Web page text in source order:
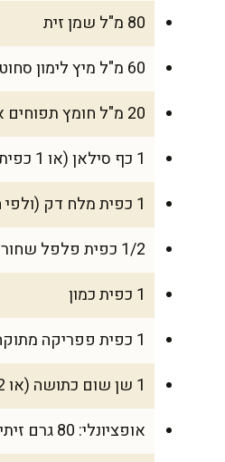
80 מ"ל שמן זית
60 מ"ל מיץ לימון סחוט טרי (בערך 2 לימונים)
20 מ"ל חומץ תפוחים או חומץ בן יין לבן
1 כף סילאן (או 1 כפית דבש)
1 כפית מלח דק (ולפי הטעם)
1/2 כפית פלפל שחור
1 כפית כמון
1 כפית פפריקה מתוקה
1 שן שום כתושה (או 1/2 כפית שום יבש)
אופציונלי: 80 גרם זיתים שחורים/קלמטה מגולענים